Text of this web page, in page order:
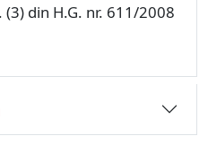
din H.G. nr. 611/2008